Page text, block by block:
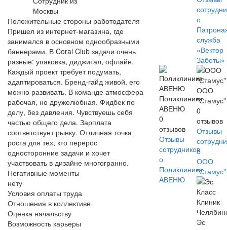
Москвы
Положительные стороны работодателя
Пришел из интернет-магазина, где
занимался в основном однообразными
баннерами. В Coral Club задачи очень
разные: упаковка, диджитал, офлайн.
Каждый проект требует подумать,
адаптироваться. Бренд-гайд живой, его
можно развивать. В команде атмосфера
рабочая, но дружелюбная. Фидбек по
делу, без давления. Чувствуешь себя
частью общего дела. Зарплата
соответствует рынку. Отличная точка
роста для тех, кто перерос
односторонние задачи и хочет
участвовать в дизайне многогранно.
Негативные моменты
нету
Условия оплаты труда
Отношения в коллективе
Оценка начальству
Возможность карьеры
о
служба
«Вектор
Заботы»
Поликлиника
АВЕНЮ
0
отзывов
Отзывы
сотрудников
о
Поликлиника
АВЕНЮ
ООО
"Стамус"
0
отзывов
Отзывы
о
ООО
"Стамус"
Эс